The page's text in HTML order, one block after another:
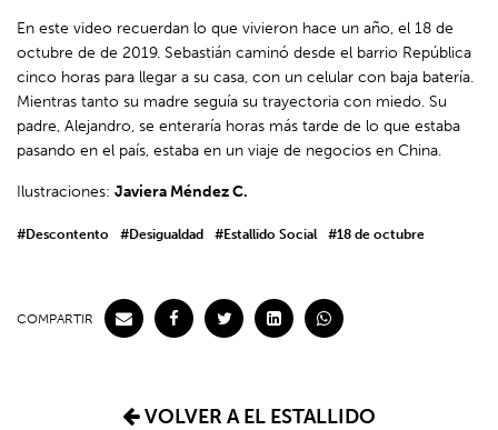
En este video recuerdan lo que vivieron hace un año, el 18 de
octubre de de 2019. Sebastián caminó desde el barrio República
cinco horas para llegar a su casa, con un celular con baja batería.
Mientras tanto su madre seguía su trayectoria con miedo. Su
padre, Alejandro, se enteraría horas más tarde de lo que estaba
pasando en el país, estaba en un viaje de negocios en China.
Ilustraciones: Javiera Méndez C.
#Descontento #Desigualdad #Estallido Social #18 de octubre
COMPARTIR
VOLVER A EL ESTALLIDO